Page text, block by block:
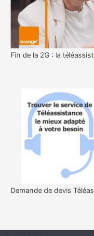
Fin de la 2G : la
Demande de devis